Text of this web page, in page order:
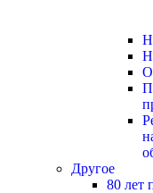
Другое
80 лет